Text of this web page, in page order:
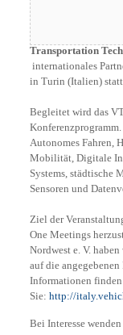
Am 27. und 28.
Transportation
internationales
in Turin (Italien)
Begleitet wird das
Autonomes Fahren,
Mobilität, Digitale
Systems, städtische
Sensoren und
Ziel der
One Meetings
Nordwest e. V.
auf die
Informationen finden
Sie: http://
Bei Interesse